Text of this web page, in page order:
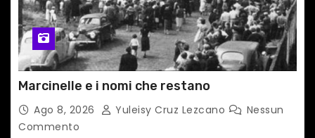
Marcinelle e i nomi che restano
Ago 8, 2026 Yuleisy Cruz Lezcano
Nessun
Commento